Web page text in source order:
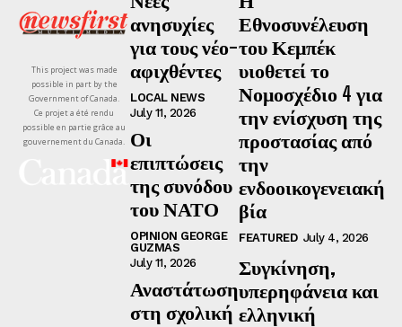
This project was made
possible in part by the
Government of Canada.
Ce projet a été rendu
possible en partie grâce au
gouvernement du Canada.
ανησυχίες
για τους νέο-
αφιχθέντες
LOCAL NEWS
July 11, 2026
Οι
επιπτώσεις
της συνόδου
του ΝΑΤΟ
OPINION GEORGE
GUZMAS
July 11, 2026
Αναστάτωση
στη σχολική
Εθνοσυνέλευση
του Κεμπέκ
υιοθετεί το
Νομοσχέδιο 4 για
την ενίσχυση της
προστασίας από
την
ενδοοικογενειακή
βία
FEATURED July 4, 2026
Συγκίνηση,
υπερηφάνεια και
ελληνική